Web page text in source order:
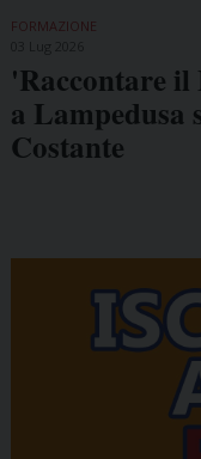
FORMAZIONE
'Raccontare
a Lampedusa
Costante